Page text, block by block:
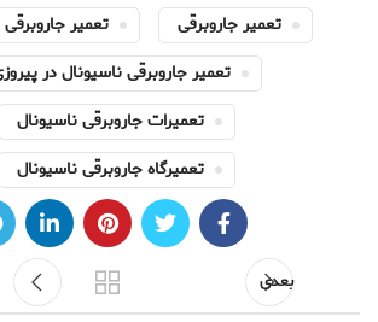
تعمیر جاروبرقی
تعمیر
تعمیر جاروبرقی ناسیونال در
تعمیرات جاروبرقی ناسیونال
تعمیرگاه جاروبرقی ناسیونال
بعدی